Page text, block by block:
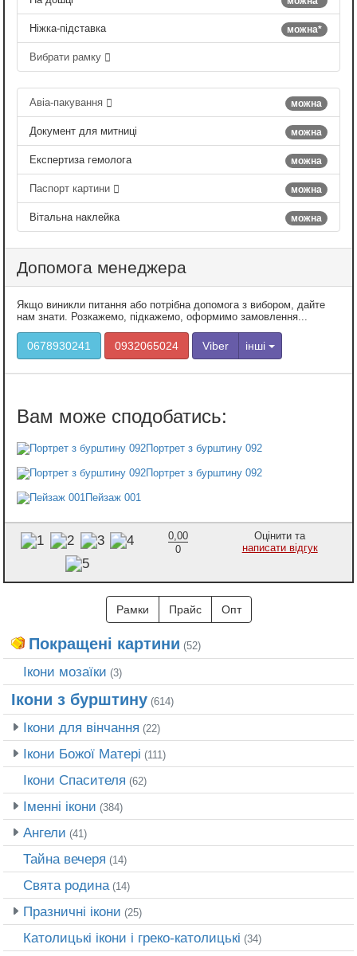
можна*
Ніжка-підставка
Вибрати рамку
можна
Авіа-пакування
можна
Документ для митниці
можна
Експертиза гемолога
можна
Паспорт картини
можна
Вітальна наклейка
Допомога менеджера
Якщо виникли питання або потрібна допомога з вибором, дайте
нам знати. Розкажемо, підкажемо, оформимо замовлення...
0678930241 0932065024 Viber інші
Портрет з бурштину 092
Портрет з бурштину 092
Пейзаж 001
0,00
0
Оцінити та
написати відгук
Рамки Прайс Опт
Покращені картини (52)
Ікони мозаїки (3)
Ікони з бурштину (614)
Ікони для вінчання (22)
Ікони Божої Матері (111)
Ікони Спасителя (62)
Іменні ікони (384)
Ангели (41)
Тайна вечеря (14)
Свята родина(14)
Празничні ікони (25)
Католицькі ікони і греко-католицькі (34)